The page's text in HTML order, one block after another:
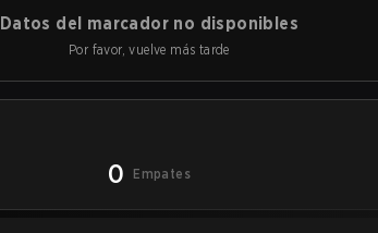
Datos del marcador no disponibles
Por favor, vuelve más tarde
0 Empates